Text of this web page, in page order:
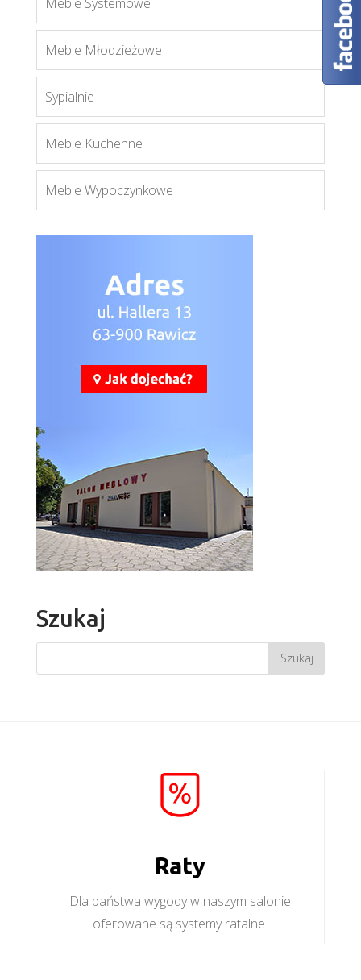
Więcej
Meble Młodzieżowe
Sypialnie
Meble Kuchenne
Meble Wypoczynkowe
Szukaj
Raty
Dla państwa wygody w naszym salonie
oferowane są systemy ratalne.